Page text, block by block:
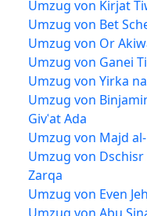
Umzug von Kirjat
Umzug von Bet
Umzug von Or
Umzug von Ganei
Umzug von Yirka
Umzug von
Givʿat Ada
Umzug von Majd
Umzug von
Zarqa
Umzug von Even